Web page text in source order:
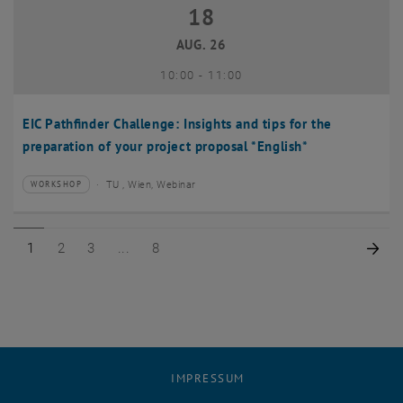
EIC Pathfinder Challenge: Insights and tips for the
preparation of your project proposal *English*
18 August 2026
18
AUG. 26
10:00- bis
11:00
Veranstaltungstyp:
WORKSHOP
Veranstaltungsort:TU , Wien, Webinar
Seite 1 von 8
1 Seite 2 von 8
2 Seite 3 von 8
3 Seite 8 von 8
8
IMPRESSUM